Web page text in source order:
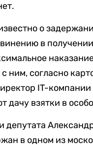
о
в
ним, согласно
IT-
дачу взятки в
депутата
в одном из